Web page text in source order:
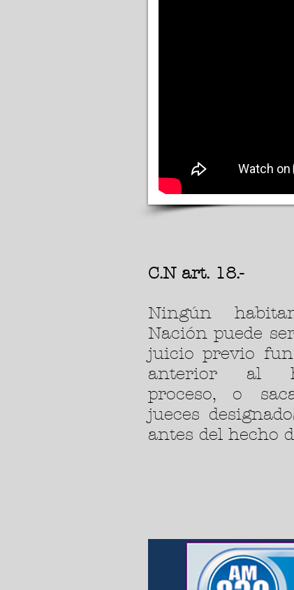
C.N art. 18.-
Ningún
Nación puede
juicio previo
anterior al
proceso, o
jueces
antes del hecho